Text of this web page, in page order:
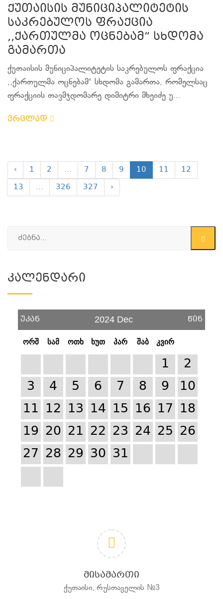
ქუთაისის მუნიციპალიტეტის
საკრებულოს ფრაქცია
,,ქართულმა ოცნებამ“ სხდომა
გამართა
ქუთაისის მუნიციპალიტეტის საკრებულოს ფრაქცია
,,ქართულმა ოცნებამ“ სხდომა გამართა, რომელსაც
ფრაქციის თავმჯდომარე დიმიტრი მხეიძე უ...
ვრცლად
‹ 1 2 ... 7 8 9 10 11
12
13
... 326 327 ›
Კალენდარი
უკან 2024 Dec წინ
ორშ სამ ოთხ ხუთ პარ შაბ კვირ
1
2
3
4 5 6 7 8 9
10
11 12 13 14 15 16 17 18
19 20 21 22 23 24 25 26
27 28 29 30 31
ᲛᲘᲡᲐᲛᲐᲠᲗᲘ
ქუთაისი, რუსთაველის №3